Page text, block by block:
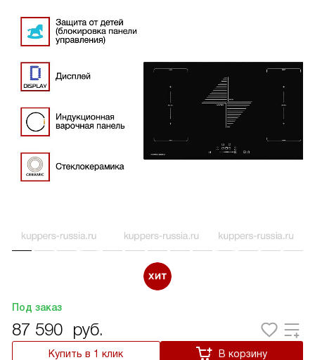
Под заказ
87 590 руб.
Купить в 1 клик В корзину